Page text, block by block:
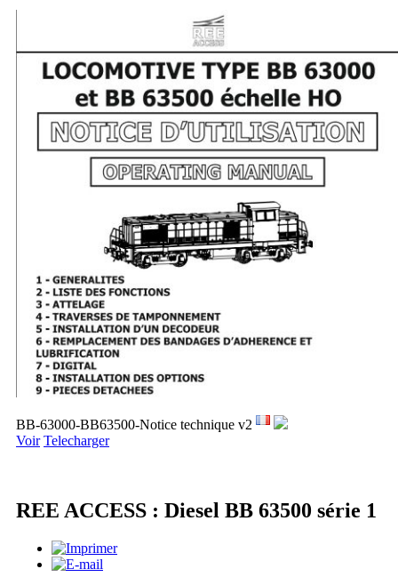
BB-63000-BB63500-Notice technique v2
Voir Telecharger
REE ACCESS : Diesel BB 63500 série 1